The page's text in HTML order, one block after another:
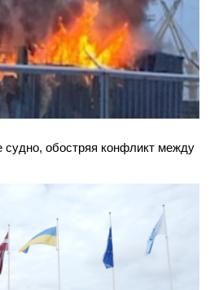
судно, обостряя конфликт между